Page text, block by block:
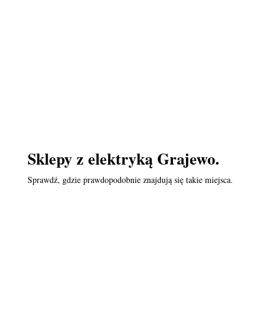
Sklepy z elektryką Grajewo.
Sprawdź, gdzie prawdopodobnie znajdują się takie miejsca.